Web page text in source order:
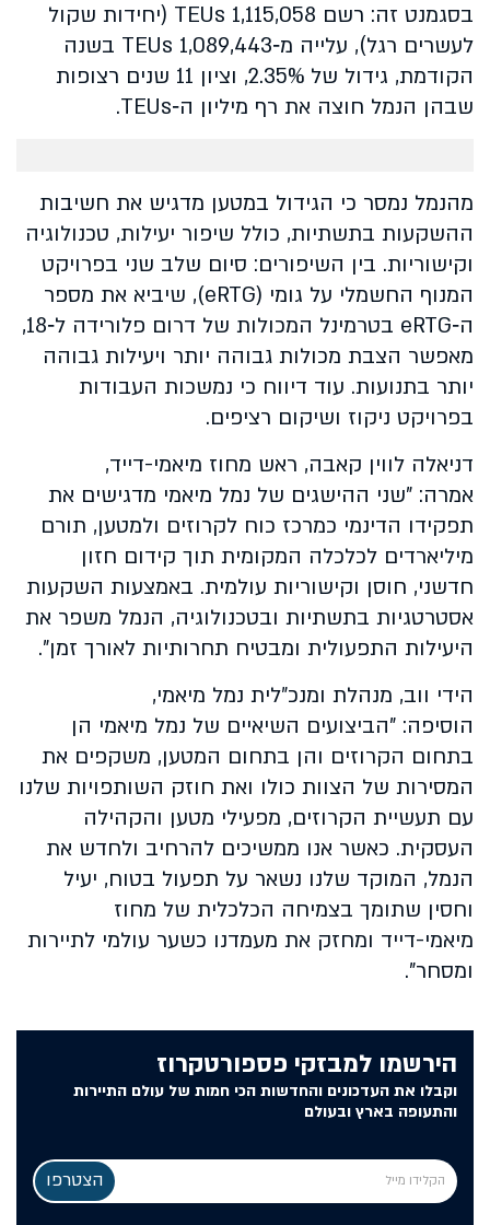
בסגמנט זה: רשם 1,115,058 TEUs (יחידות שקול
לעשרים רגל), עלייה מ‑1,089,443 TEUs בשנה
הקודמת, גידול של 2.35%, וציון 11 שנים רצופות
שבהן הנמל חוצה את רף מיליון ה‑TEUs.
מהנמל נמסר כי הגידול במטען מדגיש את חשיבות
ההשקעות בתשתיות, כולל שיפור יעילות, טכנולוגיה
וקישוריות. בין השיפורים: סיום שלב שני בפרויקט
המנוף החשמלי על גומי (eRTG), שיביא את מספר
ה‑eRTG בטרמינל המכולות של דרום פלורידה ל‑18,
מאפשר הצבת מכולות גבוהה יותר ויעילות גבוהה
יותר בתנועות. עוד דיווח כי נמשכות העבודות
בפרויקט ניקוז ושיקום רציפים.
דניאלה לווין קאבה, ראש מחוז מיאמי-דייד,
אמרה: "שני ההישגים של נמל מיאמי מדגישים את
תפקידו הדינמי כמרכז כוח לקרוזים ולמטען, תורם
מיליארדים לכלכלה המקומית תוך קידום חזון
חדשני, חוסן וקישוריות עולמית. באמצעות השקעות
אסטרטגיות בתשתיות ובטכנולוגיה, הנמל משפר את
היעילות התפעולית ומבטיח תחרותיות לאורך זמן".
הידי ווב, מנהלת ומנכ״לית נמל מיאמי,
הוסיפה: "הביצועים השיאיים של נמל מיאמי הן
בתחום הקרוזים והן בתחום המטען, משקפים את
המסירות של הצוות כולו ואת חוזק השותפויות שלנו
עם תעשיית הקרוזים, מפעילי מטען והקהילה
העסקית. כאשר אנו ממשיכים להרחיב ולחדש את
הנמל, המוקד שלנו נשאר על תפעול בטוח, יעיל
וחסין שתומך בצמיחה הכלכלית של מחוז
מיאמי-דייד ומחזק את מעמדנו כשער עולמי לתיירות
ומסחר".
הירשמו למבזקי פספורטקרוז
וקבלו את העדכונים והחדשות הכי חמות של עולם התיירות
והתעופה בארץ ובעולם